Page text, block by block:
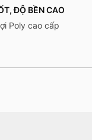
ĐỘ BỀN CAO
Poly cao cấp